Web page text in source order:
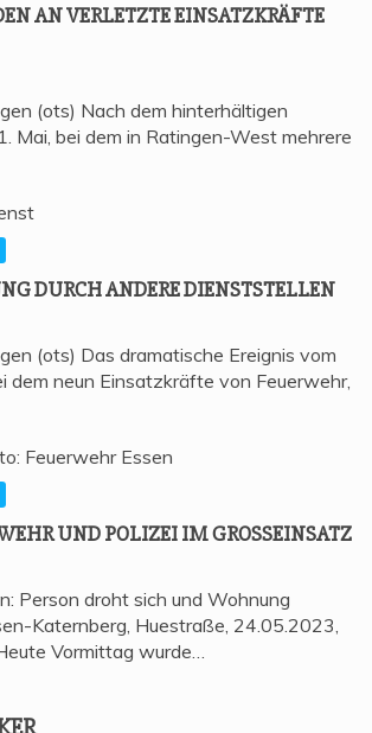
AN VER­LETZ­TE EIN­SATZ­KRÄF­TE
(ots) Nach dem hinterhältigen
Mai, bei dem in Ratingen-West mehrere
DURCH ANDE­RE DIENSTSTELLEN
(ots) Das dramatische Ereignis vom
dem neun Einsatzkräfte von Feuerwehr,
UND POLI­ZEI IM GROSSEINSATZ
Person droht sich und Wohnung
Katernberg, Huestraße, 24.05.2023,
Vormittag wurde…